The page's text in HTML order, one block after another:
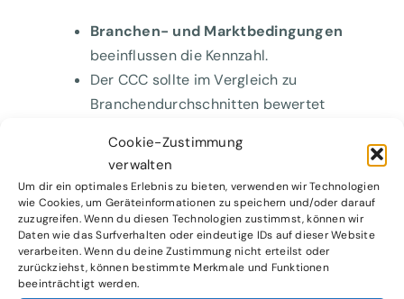
Cookie-Zustimmung
verwalten
Um dir ein optimales Erlebnis zu bieten, verwenden wir Technologien
wie Cookies, um Geräteinformationen zu speichern und/oder darauf
zuzugreifen. Wenn du diesen Technologien zustimmst, können wir
Daten wie das Surfverhalten oder eindeutige IDs auf dieser Website
verarbeiten. Wenn du deine Zustimmung nicht erteilst oder
zurückziehst, können bestimmte Merkmale und Funktionen
beeinträchtigt werden.
Branchen- und Marktbedingungen
beeinflussen die Kennzahl.
Der CCC sollte im Vergleich zu
Branchendurchschnitten bewertet
Während Wachstumsphasen steigt
der CCC oft an – Forderungen und
Verbindlichkeiten nehmen zu.
Um frühzeitig günstige oder ungünstige
Entwicklungen zu erkennen, solltest du
Kennzahlen wie